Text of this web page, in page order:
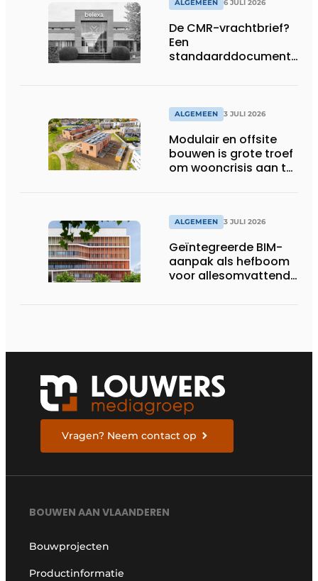
ALGEMEEN 6 JULI 2026
De CMR-vrachtbrief?
Een
standaarddocument
ALGEMEEN 3 JULI 2026
Modulair en offsite
bouwen is grote troef
om wooncrisis aan te
ALGEMEEN 3 JULI 2026
Geïntegreerde BIM-
aanpak als hefboom
voor allesomvattende
Vragen? Neem contact op
BOUWEN AAN VLAANDEREN
Bouwprojecten
Productinformatie